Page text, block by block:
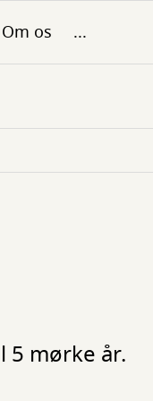
Om os ...
5 mørke år.